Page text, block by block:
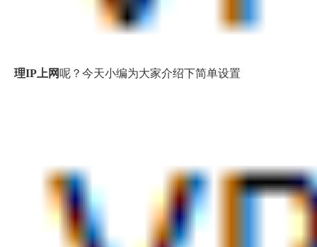
理IP 上网 呢？今天小编为大家介绍下简单设置